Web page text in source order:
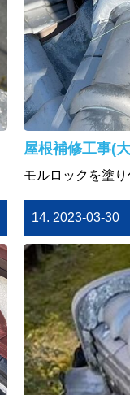
屋根補修工事(
モルロックを塗り
14. 2023-03-30